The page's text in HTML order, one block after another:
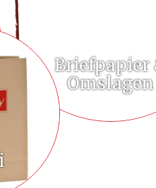
Briefpapier
Omslagen